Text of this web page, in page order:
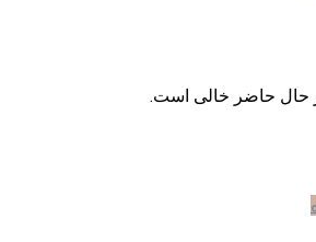
حال حاضر خالی است.